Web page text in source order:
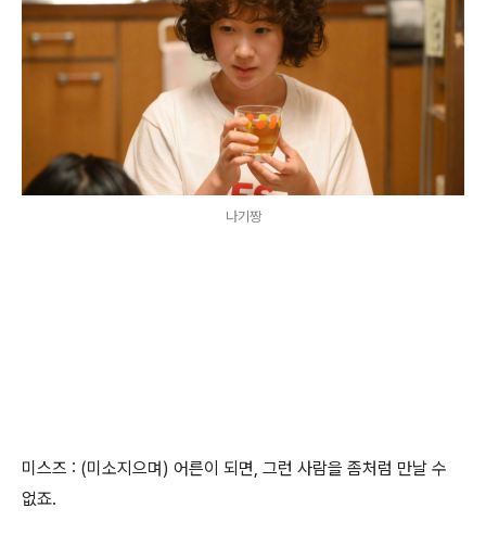
나기짱
미스즈 : (미소지으며) 어른이 되면, 그런 사람을 좀처럼 만날 수
없죠.